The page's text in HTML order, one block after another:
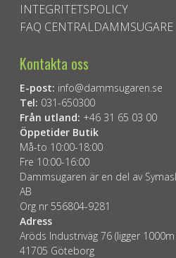
INTEGRITETSPOLICY
FAQ CENTRALDAMMSUGARE
Kontakta oss
E-post: info@dammsugaren.se
Tel: 031-650300
Från utland: +46 31 65 03 00
Öppetider Butik
Må-to 10:00-18:00
Fre 10:00-16:00
Dammsugaren är en del av
AB
Org nr 556804-9281
Adress
Aröds Industriväg 76 (ligger
41705 Göteborg